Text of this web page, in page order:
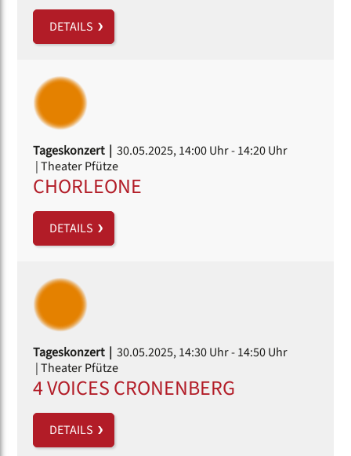
DETAILS
Tageskonzert | 30.05.2025, 14:00 Uhr- 14:20 Uhr
| Theater Pfütze
CHORLEONE
DETAILS
Tageskonzert | 30.05.2025, 14:30 Uhr- 14:50 Uhr
| Theater Pfütze
4 VOICES CRONENBERG
DETAILS